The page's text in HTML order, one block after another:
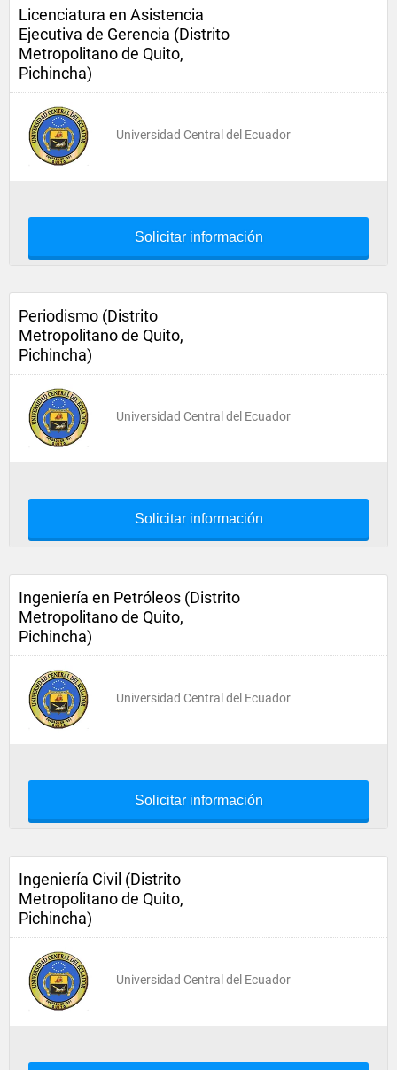
Licenciatura en Asistencia
Ejecutiva de Gerencia (Distrito
Metropolitano de Quito,
Pichincha)
Universidad Central del Ecuador
Solicitar información
Periodismo (Distrito
Metropolitano de Quito,
Pichincha)
Universidad Central del Ecuador
Solicitar información
Ingeniería en Petróleos (Distrito
Metropolitano de Quito,
Pichincha)
Universidad Central del Ecuador
Solicitar información
Ingeniería Civil (Distrito
Metropolitano de Quito,
Pichincha)
Universidad Central del Ecuador